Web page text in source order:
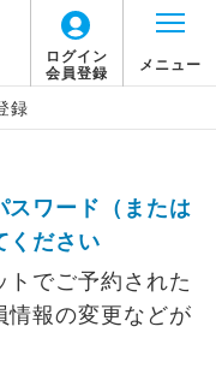
ログイン
会員登録
メニュー
録
スワード（または
ください
トでご予約された
情報の変更などが